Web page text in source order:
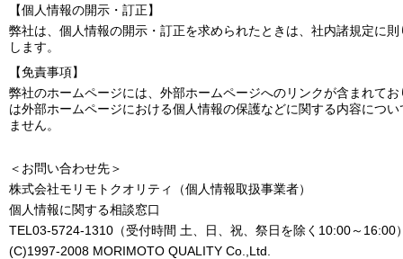
【個人情報の開示・訂正】
弊社は、個人情報の開示・訂正を求められたときは、社内諸規定に
します。
【免責事項】
弊社のホームページには、外部ホームページへのリンクが含まれて
は外部ホームページにおける個人情報の保護などに関する内容につ
ません。
＜お問い合わせ先＞
株式会社モリモトクオリティ（個人情報取扱事業者）
個人情報に関する相談窓口
TEL03-5724-1310（受付時間 土、日、祝、祭日を除く10:00～16:00
(C)1997-2008 MORIMOTO QUALITY Co.,Ltd.